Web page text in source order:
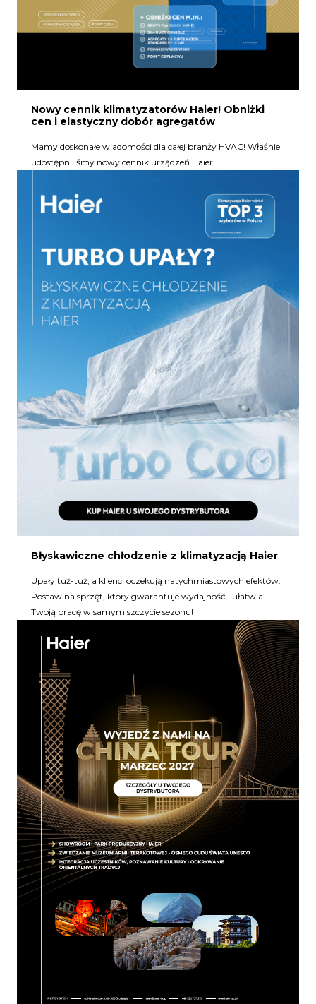
Nowy cennik klimatyzatorów Haier! Obniżki
cen i elastyczny dobór agregatów
Mamy doskonałe wiadomości dla całej branży HVAC! Właśnie
udostępniliśmy nowy cennik urządzeń Haier.
Błyskawiczne chłodzenie z klimatyzacją Haier
Upały tuż-tuż, a klienci oczekują natychmiastowych efektów.
Postaw na sprzęt, który gwarantuje wydajność i ułatwia
Twoją pracę w samym szczycie sezonu!